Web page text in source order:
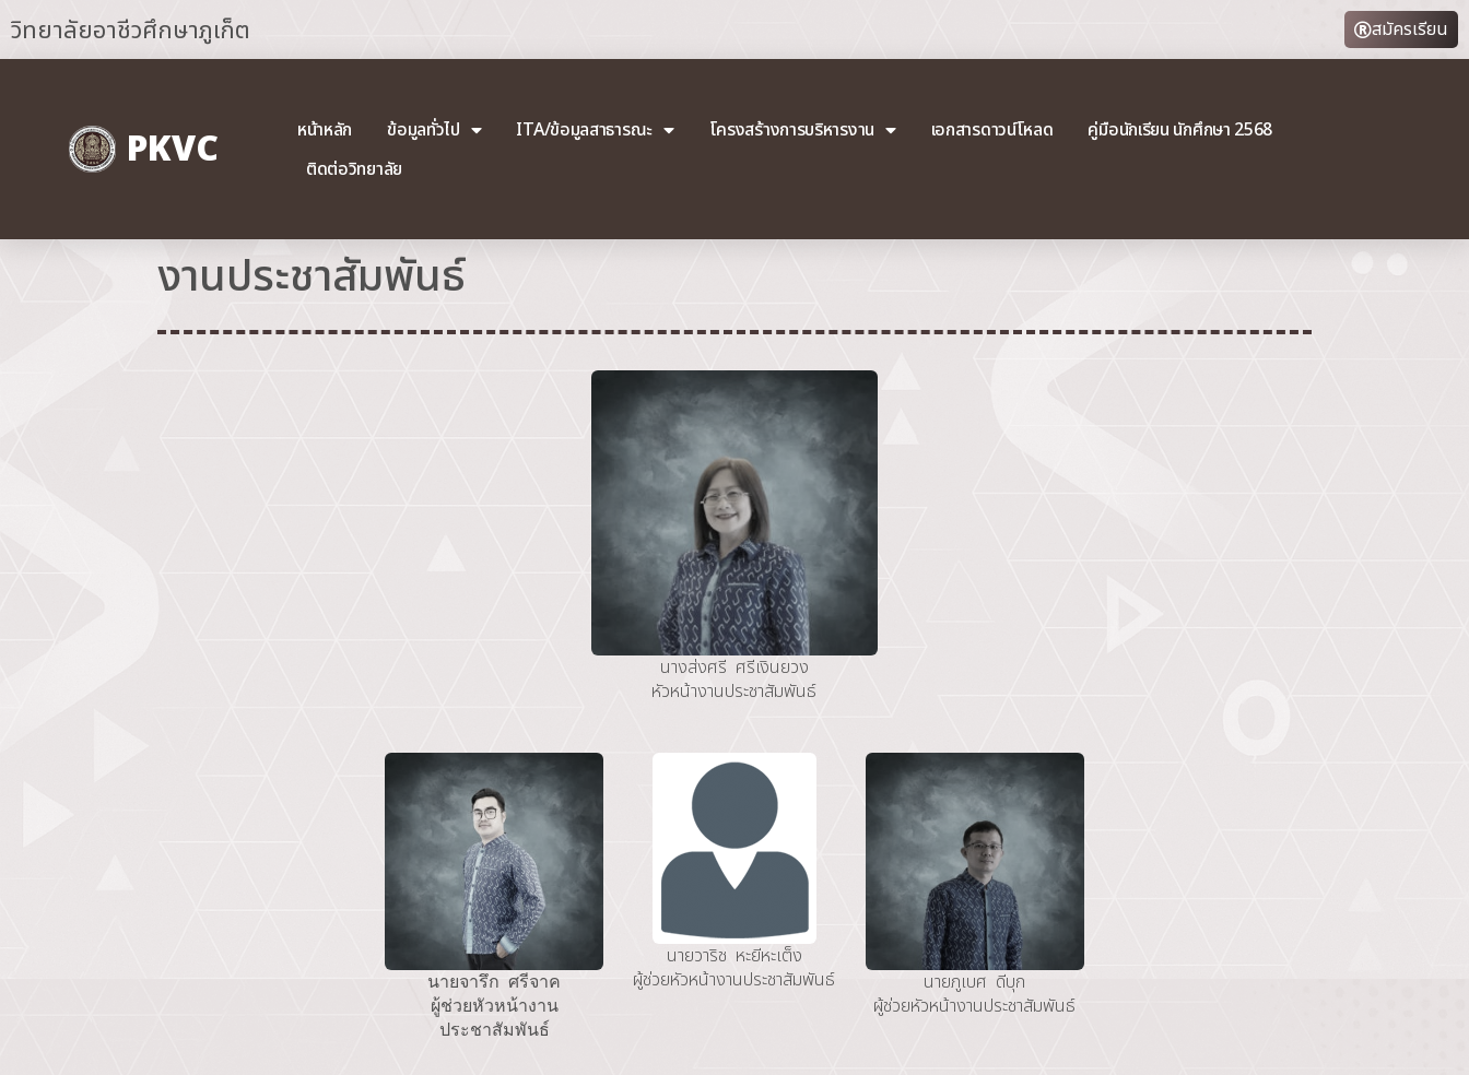
วิทยาลัยอาชีวศึกษาภูเก็ต สมัครเรียน
PKVC หน้าหลัก ข้อมูลทั่วไป ITA/ข้อมูลสาธารณะ โครงสร้างการบริหารงาน เอกสารดาวน์โหลด
คู่มือนักเรียน นักศึกษา 2568
ติดต่อวิทยาลัย
งานประชาสัมพันธ์
นางส่งศรี ศรีเงินยวง
หัวหน้างานประชาสัมพันธ์
นายจารึก ศรีจาค
ผู้ช่วยหัวหน้างาน
ประชาสัมพันธ์
นายวาริช หะยีหะเต็ง
ผู้ช่วยหัวหน้างานประชาสัมพันธ์
นายภูเบศ ดีบุก
ผู้ช่วยหัวหน้างานประชาสัมพันธ์